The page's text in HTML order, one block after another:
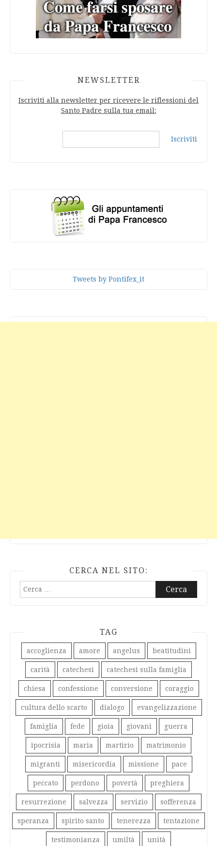
NEWSLETTER
Iscriviti alla newsletter per ricevere le riflessioni del
Santo Padre sulla tua email:
Iscriviti
Tweets by Pontifex_it
CERCA NEL SITO:
Ricerca
per:
TAG
accoglienza amore angelus beatitudini
carità catechesi catechesi sulla famiglia
chiesa confessione conversione coraggio
cultura dello scarto dialogo evangelizzazione
famiglia fede gioia giovani guerra
ipocrisia maria martirio matrimonio
migranti misericordia missione pace
peccato perdono povertà preghiera
resurrezione salvezza servizio sofferenza
speranza spirito santo tenerezza tentazione
testimonianza umiltà unità